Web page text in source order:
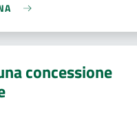
concessione